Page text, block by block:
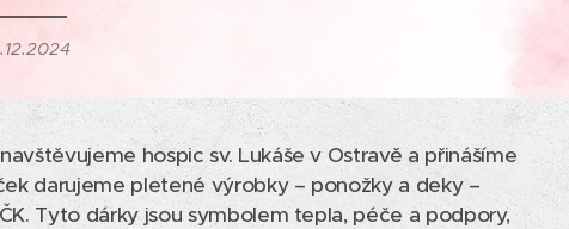
hospic sv. Lukáše v Ostravě a přinášíme
darujeme pletené výrobky – ponožky a deky –
Tyto dárky jsou symbolem tepla, péče a podpory,